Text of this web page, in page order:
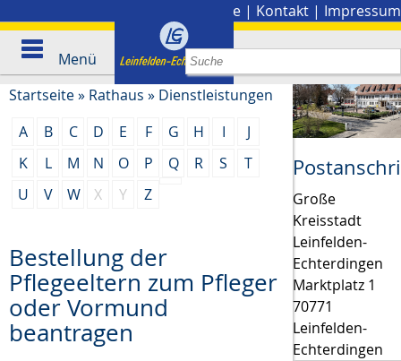
Presse | Kontakt | Impressum
Menü
Startseite» Rathaus » Dienstleistungen
A
B C D E F G H I
J
K
L M N O P Q R S
T
U
V W X Y Z
Bestellung der
Pflegeeltern zum Pfleger
oder Vormund
beantragen
Große
Kreisstadt
Leinfelden-
Echterdingen
Marktplatz 1
70771
Leinfelden-
Echterdingen